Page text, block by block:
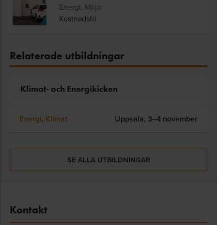
Energi, Miljö
Kostnadsfri
Relaterade utbildningar
Klimat- och Energikicken
Energi, Klimat Uppsala, 3–4 november
SE ALLA UTBILDNINGAR
Kontakt